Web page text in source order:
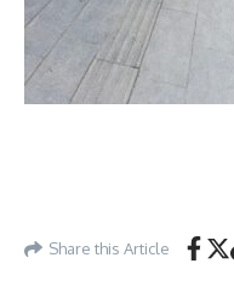
Share this Article